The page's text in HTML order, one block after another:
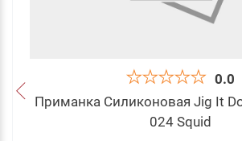
0.0
Приманка Силиконовая Jig It
024 Squid